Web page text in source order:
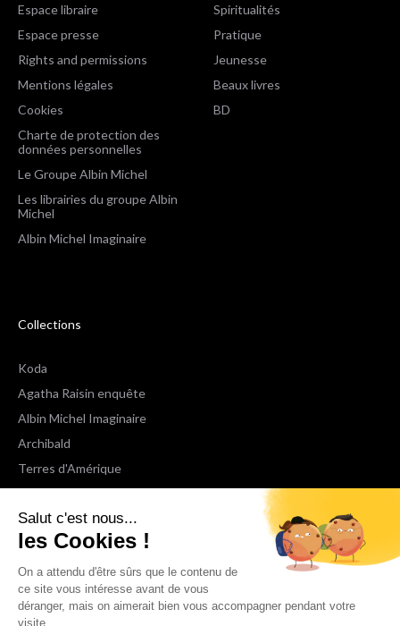
Salut c'est nous...
les Cookies !
On a attendu d'être sûrs que le contenu de
ce site vous intéresse avant de vous
déranger, mais on aimerait bien vous accompagner pendant votre
visite...
Espace libraire
Espace presse
Rights and permissions
Mentions légales
Cookies
Charte de protection des
données personnelles
Le Groupe Albin Michel
Les librairies du groupe Albin
Michel
Albin Michel Imaginaire
Spiritualités
Pratique
Jeunesse
Beaux livres
BD
Collections
Koda
Agatha Raisin enquête
Albin Michel Imaginaire
Archibald
Terres d'Amérique
Espaces Libres Poche
NOX
Wiz
Voir toutes les collections
Nous suivre